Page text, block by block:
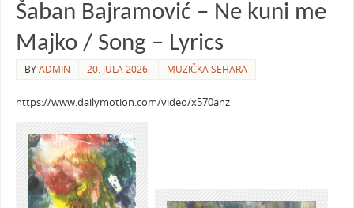
Šaban Bajramović – Ne kuni me
Majko / Song – Lyrics
BYADMIN 20. JULA 2026. MUZIČKA SEHARA
https://www.dailymotion.com/video/x570anz